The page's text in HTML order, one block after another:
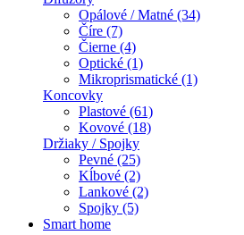
Opálové / Matné (34)
Číre (7)
Čierne (4)
Optické (1)
Mikroprismatické (1)
Koncovky
Plastové (61)
Kovové (18)
Držiaky / Spojky
Pevné (25)
Kĺbové (2)
Lankové (2)
Spojky (5)
Smart home